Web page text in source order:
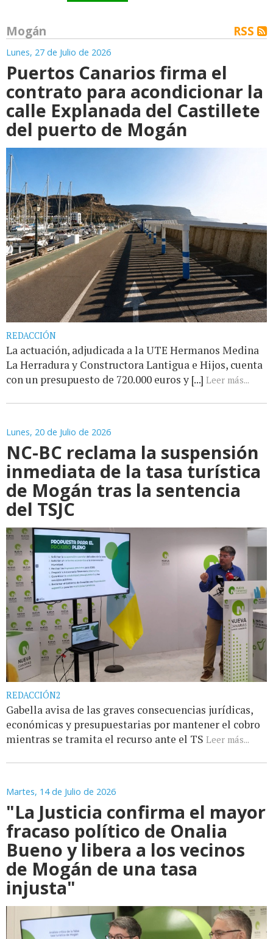
Mogán RSS
Lunes, 27 de Julio de 2026
Puertos Canarios firma el
contrato para acondicionar la
calle Explanada del Castillete
del puerto de Mogán
REDACCIÓN
La actuación, adjudicada a la UTE Hermanos Medina
La Herradura y Constructora Lantigua e Hijos, cuenta
con un presupuesto de 720.000 euros y [...] Leer más...
Lunes, 20 de Julio de 2026
NC-BC reclama la suspensión
inmediata de la tasa turística
de Mogán tras la sentencia
del TSJC
REDACCIÓN2
Gabella avisa de las graves consecuencias jurídicas,
económicas y presupuestarias por mantener el cobro
mientras se tramita el recurso ante el TS Leer más...
Martes, 14 de Julio de 2026
"La Justicia confirma el mayor
fracaso político de Onalia
Bueno y libera a los vecinos
de Mogán de una tasa
injusta"